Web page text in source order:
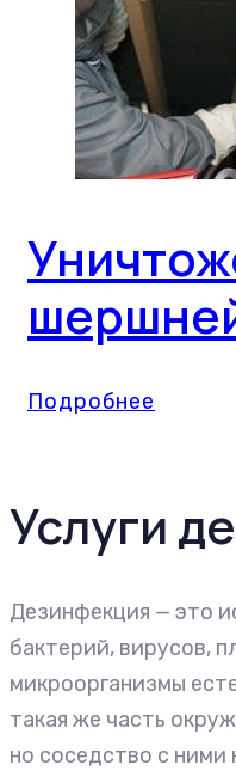
Подробнее
Услуги
Дезинфекция — это
бактерий, вирусов,
микроорганизмы
такая же часть
но соседство с ними